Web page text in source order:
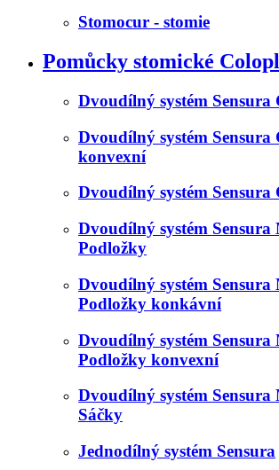
Stomocur - stomie
Pomůcky stomické
Dvoudílný systém
Dvoudílný systém
konvexní
Dvoudílný systém Sensura
Dvoudílný systém
Podložky
Dvoudílný systém
Podložky konkávní
Dvoudílný systém
Podložky konvexní
Dvoudílný systém
Sáčky
Jednodílný systém Sensura